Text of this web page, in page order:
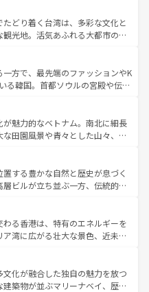
ードやハワイアンミュージッ
ど、すべてがハワイの魅力を彩
しい発見と感動が待っているハ
そびえるウルル（エアーズロッ
原生林やケアンズの熱帯雨林な
また、カフェやワイン、オージ
実しており、サーフィンやダイ
アウトドア好きにはたまらな
な魅力を存分に味わいつくそ
どり着く台湾は、多彩な文化と
光地。活気あふれる大都市の台
ある台湾東部など、都市の喧騒
おり、訪れる人に新しい発見と
また、奥深い台湾の食文化も魅
ツなど、バラエティ豊かな料理
、新着の台湾情報は コンテンツ一覧を参
方で、最先端のファッションやK
る韓国。首都ソウルの宮殿や伝統
季折々の自然美を楽しむことが
焼肉、絶品のストリートフード
が待っている。夜には、韓国な
国の多彩な魅力を心ゆくまで味
みてほしい。 なお、新着の韓国情報はコンテンツ一
魅力的なベトナム。南北に細長
田園風景や青々とした山々、世
づく。ハノイの古い町並みやホ
時代の建物も、独特の雰囲気を
ラエティの豊かさとおいしさで
、ベトナムコーヒーなどは、ぜ
地域を訪れてもあたたかい人々
で、きっと忘れられない旅にな
する豊かな自然と歴史が息づく
ビルが立ち並ぶ一方、伝統的な
部ではチェンマイなどの山岳地
ではプーケットやクラビの美し
楽しむことができる。タイ料理
で、どの季節にも異なる楽しみ
いタイの人々、仏教を中心とし
資源が、訪れる旅人を魅了し続
る香港は、特有のエネルギーを
湾に広がる壮大な景色、近未来
るはず。観光スポットが密集し
を回れるのも魅力。息をのむよ
まで、香港を存分に楽しみ尽く
化が融合した独自の魅力を放つ
築物が並ぶマリーナベイ、歴史